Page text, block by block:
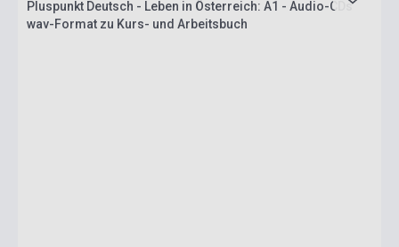
Pluspunkt Deutsch - Leben in Österreich: A1 - Audio-CDs
wav-Format zu Kurs- und Arbeitsbuch